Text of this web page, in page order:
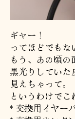
ギャー！
ってほどでもな
もう、あの頃の
黒光りしていた
見えちゃって。
というわけでこ
* 交換用イヤー